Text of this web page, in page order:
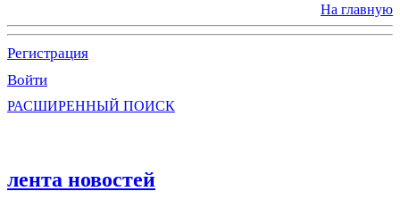
На главную
Регистрация
Войти
РАСШИРЕННЫЙ ПОИСК
лента новостей